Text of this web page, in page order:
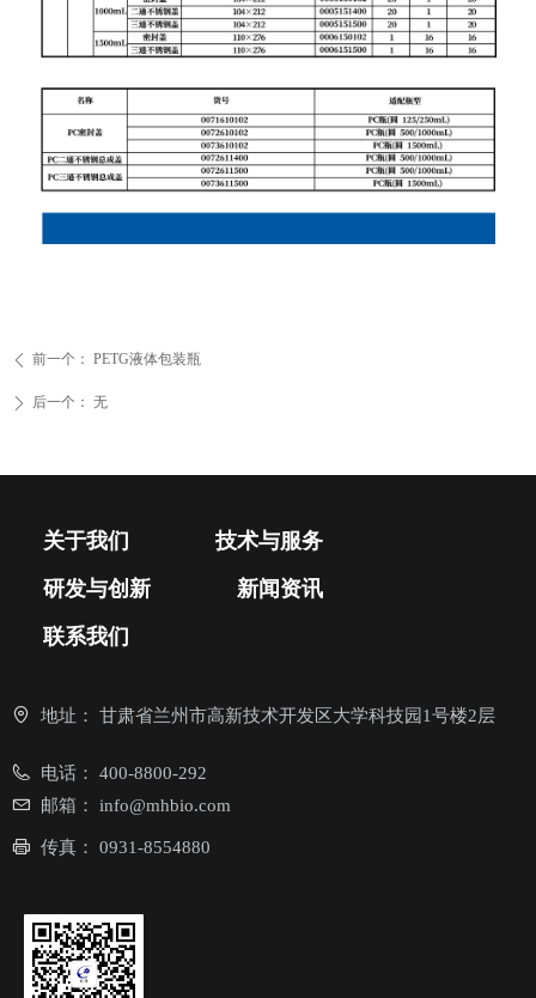
ꄴ 前一个： PETG液体包装瓶
ꄲ 后一个： 无
关于我们
技术与服务
研发与创新
新闻资讯
联系我们
地址： 甘肃省兰州市高新技术开发区大学科技园1号楼2层
邮箱： info@mhbio.com
电话： 400-8800-292
传真： 0931-8554880